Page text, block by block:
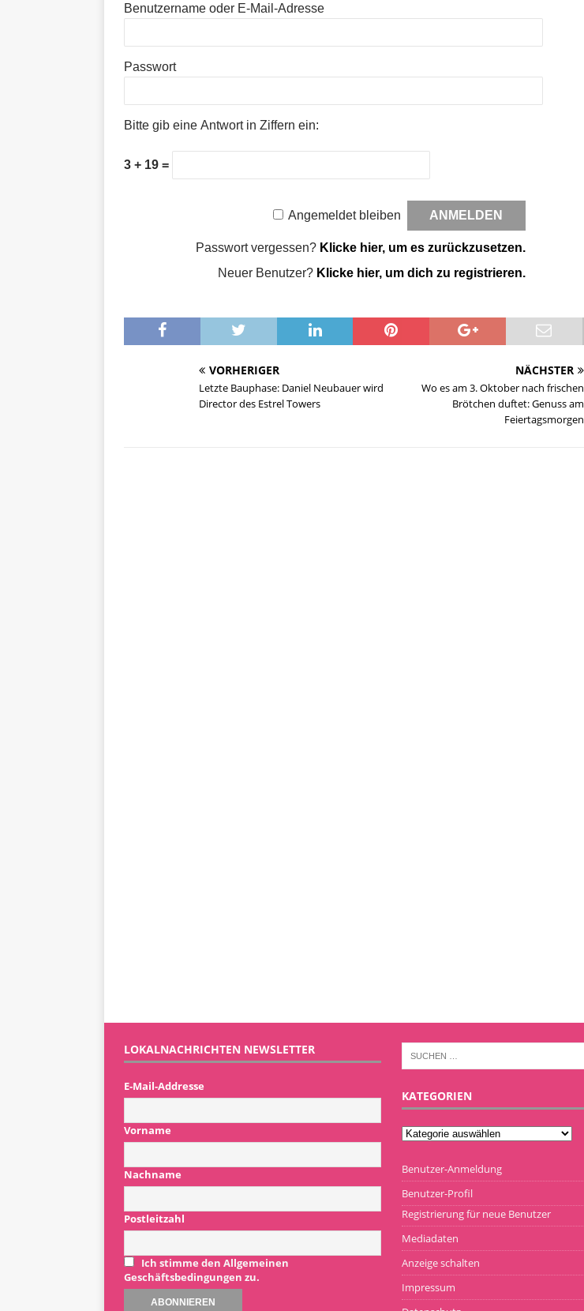
Benutzername oder E-Mail-Adresse
Passwort
Bitte gib eine Antwort in Ziffern ein:
3 + 19 =
Angemeldet bleiben
Passwort vergessen? Klicke hier, um es zurückzusetzen.
Neuer Benutzer? Klicke hier, um dich zu registrieren.
VORHERIGER
Letzte Bauphase: Daniel Neubauer wird
Director des Estrel Towers
NÄCHSTER
Wo es am 3. Oktober nach frischen
Brötchen duftet: Genuss am
Feiertagsmorgen
LOKALNACHRICHTEN NEWSLETTER
E-Mail-Addresse
Vorname
Nachname
Postleitzahl
Ich stimme den Allgemeinen
Geschäftsbedingungen zu.
KATEGORIEN
Benutzer-Anmeldung
Benutzer-Profil
Registrierung für neue Benutzer
Mediadaten
Anzeige schalten
Impressum